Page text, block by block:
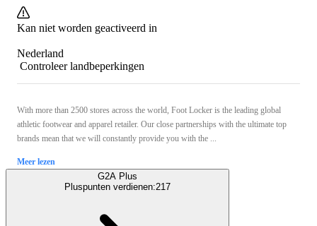
Kan niet worden geactiveerd in
Nederland
Controleer landbeperkingen
With more than 2500 stores across the world, Foot Locker is the leading global
athletic footwear and apparel retailer. Our close partnerships with the ultimate top
brands mean that we will constantly provide you with the ...
Meer lezen
G2A Plus
Pluspunten verdienen:217